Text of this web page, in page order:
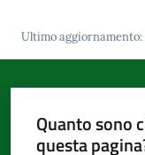
Vivere
Castello
Ultimo aggiornamento:
Quanto sono
questa